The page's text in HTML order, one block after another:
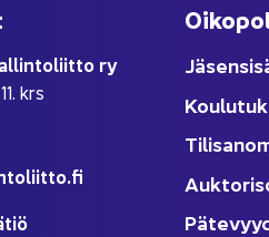
ry
krs